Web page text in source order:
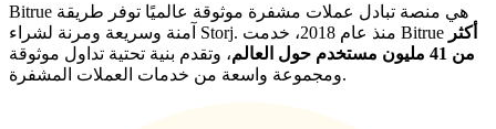
Bitrue هي منصة تبادل عملات مشفرة موثوقة عالميًا توفر طريقة
آمنة وسريعة ومرنة لشراء Storj. منذ عام 2018، خدمت Bitrue أكثر
من 41 مليون مستخدم حول العالم
، وتقدم بنية تحتية تداول موثوقة
ومجموعة واسعة من خدمات العملات المشفرة.